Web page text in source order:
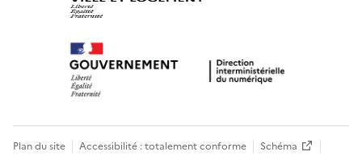
Plan du site Accessibilité : totalement conforme Schéma